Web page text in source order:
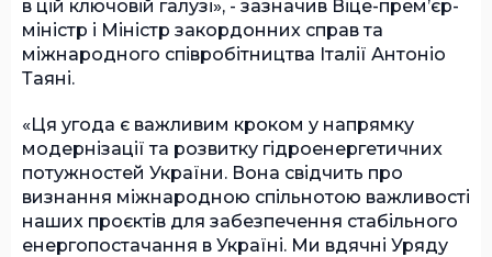
в цій ключовій галузі», - зазначив Віце-прем’єр-
міністр і Міністр закордонних справ та
міжнародного співробітництва Італії Антоніо
Таяні.
«Ця угода є важливим кроком у напрямку
модернізації та розвитку гідроенергетичних
потужностей України. Вона свідчить про
визнання міжнародною спільнотою важливості
наших проєктів для забезпечення стабільного
енергопостачання в Україні. Ми вдячні Уряду